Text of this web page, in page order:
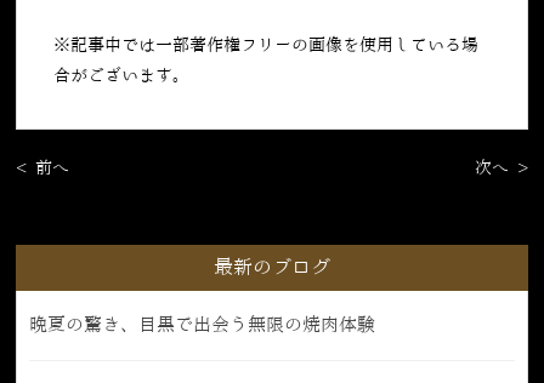
※記事中では一部著作権フリーの画像を使用している場
合がございます。
< 前へ 次へ >
最新のブログ
晩夏の驚き、目黒で出会う無限の焼肉体験